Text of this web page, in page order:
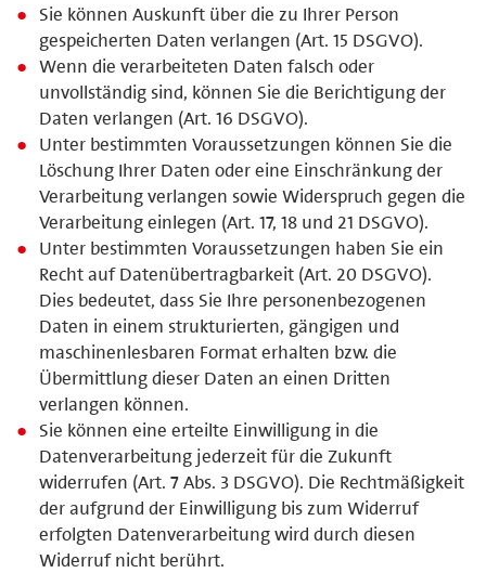
Sie können Auskunft über die zu Ihrer Person
gespeicherten Daten verlangen (Art. 15 DSGVO).
Wenn die verarbeiteten Daten falsch oder
unvollständig sind, können Sie die Berichtigung der
Daten verlangen (Art. 16 DSGVO).
Unter bestimmten Voraussetzungen können Sie die
Löschung Ihrer Daten oder eine Einschränkung der
Verarbeitung verlangen sowie Widerspruch gegen die
Verarbeitung einlegen (Art. 17, 18 und 21 DSGVO).
Unter bestimmten Voraussetzungen haben Sie ein
Recht auf Datenübertragbarkeit (Art. 20 DSGVO).
Dies bedeutet, dass Sie Ihre personenbezogenen
Daten in einem strukturierten, gängigen und
maschinenlesbaren Format erhalten bzw. die
Übermittlung dieser Daten an einen Dritten
verlangen können.
Sie können eine erteilte Einwilligung in die
Datenverarbeitung jederzeit für die Zukunft
widerrufen (Art. 7 Abs. 3 DSGVO). Die Rechtmäßigkeit
der aufgrund der Einwilligung bis zum Widerruf
erfolgten Datenverarbeitung wird durch diesen
Widerruf nicht berührt.